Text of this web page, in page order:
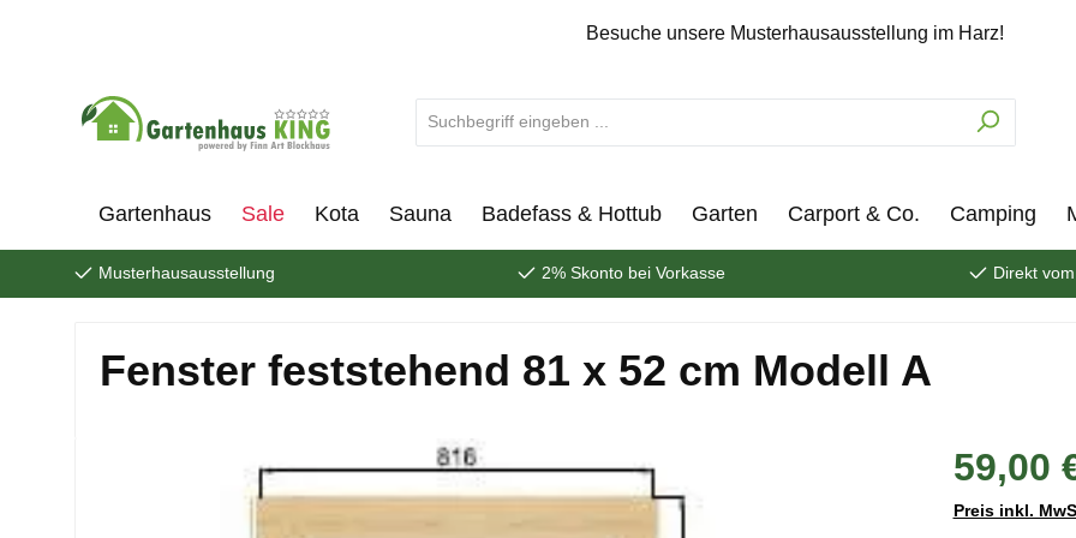
Besuche unsere Musterhausausstellung im Harz!
Gartenhaus Sale Kota Sauna Badefass & Hottub Garten Carport & Co. Camping
Musterhausausstellung 2% Skonto bei Vorkasse Direkt
Fenster feststehend 81 x 52 cm Modell A
59,00
Preis inkl.